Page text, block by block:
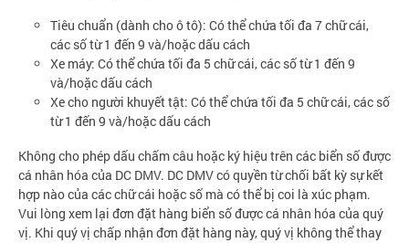
Tiêu chuẩn (dành cho ô tô): Có thể chứa tối đa 7 chữ cái,
các số từ 1 đến 9 và/hoặc dấu cách
Xe máy: Có thể chứa tối đa 5 chữ cái, các số từ 1 đến 9
và/hoặc dấu cách
Xe cho người khuyết tật: Có thể chứa tối đa 5 chữ cái, các số
từ 1 đến 9 và/hoặc dấu cách
Không cho phép dấu chấm câu hoặc ký hiệu trên các biển số được
cá nhân hóa của DC DMV. DC DMV có quyền từ chối bất kỳ sự kết
hợp nào của các chữ cái hoặc số mà có thể bị coi là xúc phạm.
Vui lòng xem lại đơn đặt hàng biển số được cá nhân hóa của quý
vị. Khi quý vị chấp nhận đơn đặt hàng này, quý vị không thể thay